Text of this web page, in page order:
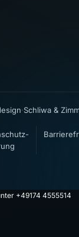
·Schliwa &
+49174 4555514